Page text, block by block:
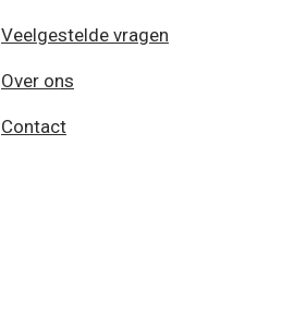
Veelgestelde vragen
Over ons
Contact